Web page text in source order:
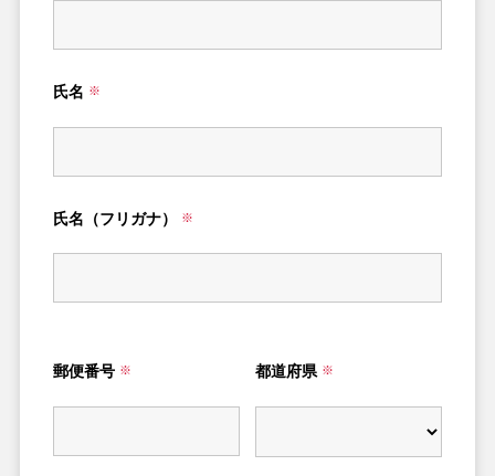
氏名 ※
氏名（フリガナ） ※
郵便番号 ※ 都道府県 ※